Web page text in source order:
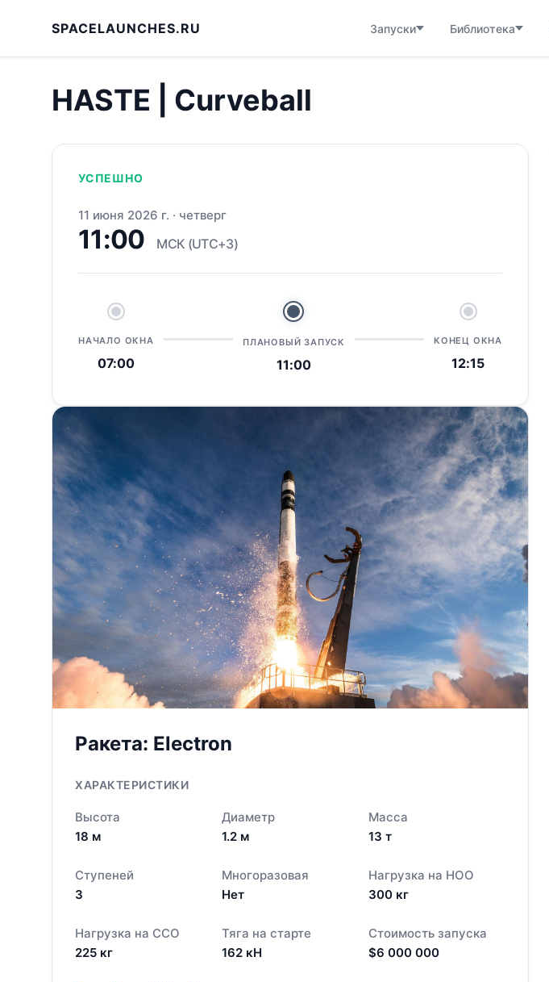
SPACELAUNCHES.RU Запуски Библиотека
HASTE | Curveball
УСПЕШНО
11 июня 2026 г. · четверг
11:00 МСК (UTC+3)
НАЧАЛО ОКНА
07:00
ПЛАНОВЫЙ ЗАПУСК
11:00
КОНЕЦ ОКНА
12:15
Ракета: Electron
ХАРАКТЕРИСТИКИ
Высота
18 м
Диаметр
1.2 м
Масса
13 т
Ступеней
3
Многоразовая
Нет
Нагрузка на НОО
300 кг
Нагрузка на ССО
225 кг
Тяга на старте
162 кН
Стоимость запуска
$6 000 000